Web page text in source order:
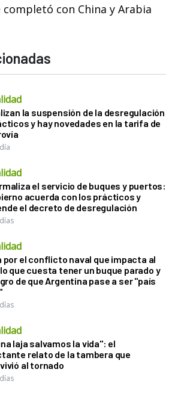
con China y Arabia
la suspensión de la desregulación
y hay novedades en la tarifa de
el servicio de buques y puertos:
acuerda con los prácticos y
el decreto de desregulación
por el conflicto naval que impacta al
que cuesta tener un buque parado y
de que Argentina pase a ser "país
laja salvamos la vida": el
relato de la tambera que
al tornado